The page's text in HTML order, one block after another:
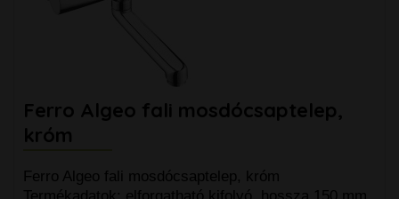
Ferro Algeo fali mosdócsaptelep,
króm
Ferro Algeo fali mosdócsaptelep, króm